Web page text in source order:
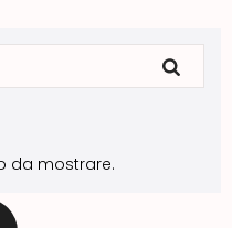
da mostrare.